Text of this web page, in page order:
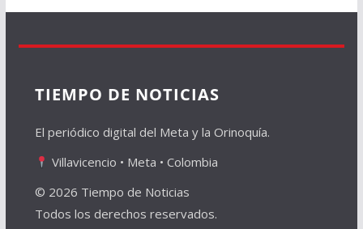
TIEMPO DE NOTICIAS
El periódico digital del Meta y la Orinoquía.
Villavicencio • Meta • Colombia
© 2026 Tiempo de Noticias
Todos los derechos reservados.